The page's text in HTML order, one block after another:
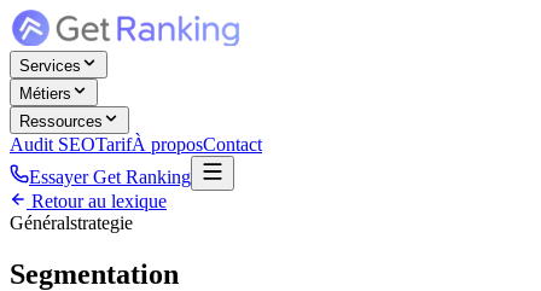
Services
Métiers
Ressources
Audit SEOTarifÀ proposContact
Essayer Get Ranking
Retour au lexique
Généralstrategie
Segmentation